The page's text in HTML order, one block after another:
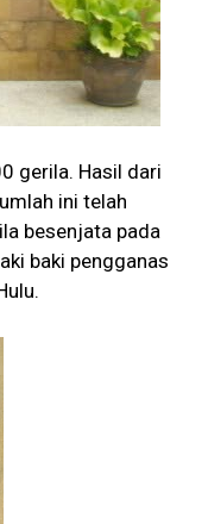
gerila. Hasil dari
ini telah
besenjata pada
baki pengganas